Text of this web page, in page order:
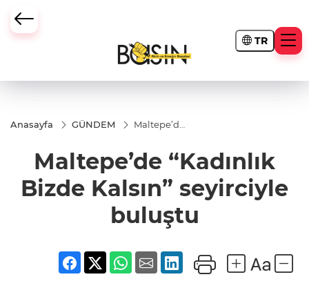
TR
Anasayfa GÜNDEM
Maltepe’de
Kalsın”
seyirciyle
buluştu
Maltepe’de “Kadınlık
Bizde Kalsın” seyirciyle
buluştu